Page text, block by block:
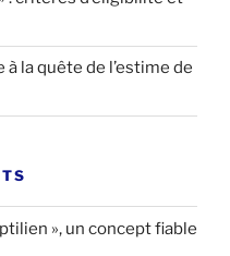
la quête de l’estime de
», un concept fiable